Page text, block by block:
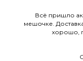
Всё пришло
мешочке.
хорошо,